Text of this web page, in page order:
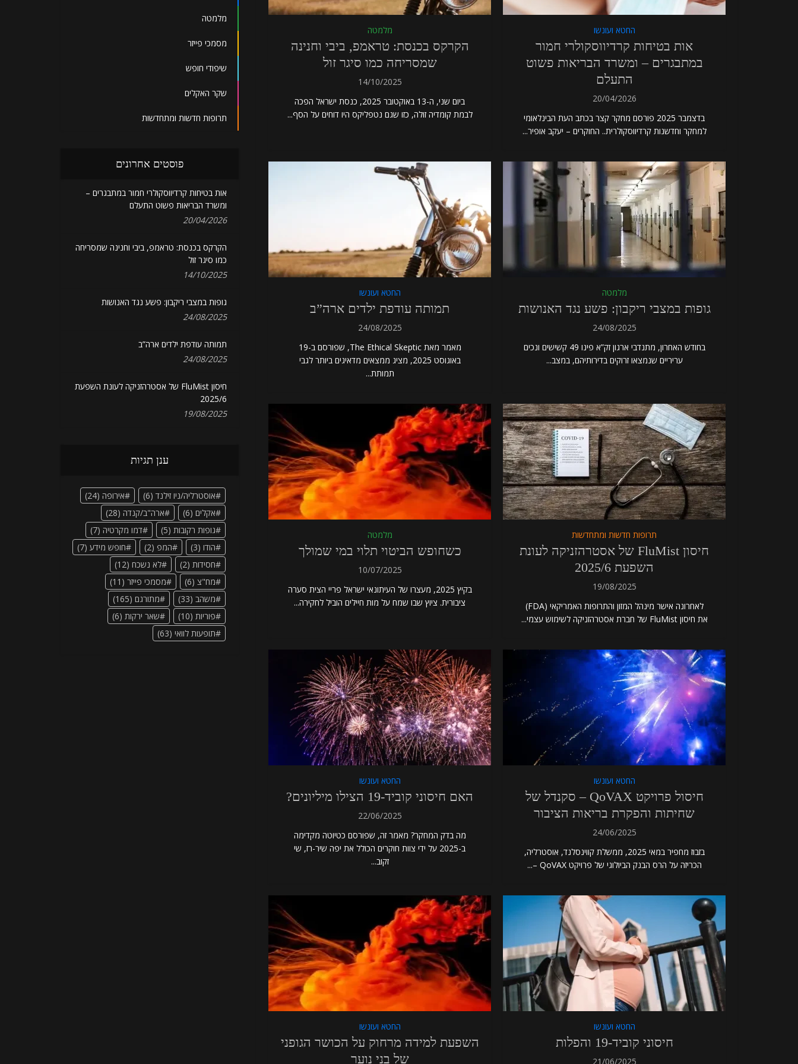
מלמטה
מסמכי פייזר
שיפודי חופש
שקר האקלים
תרופות חדשות ומתחדשות
פוסטים אחרונים
אות בטיחות קרדיווסקולרי חמור במתבגרים –
ומשרד הבריאות פשוט התעלם
20/04/2026
הקרקס בכנסת: טראמפ, ביבי וחנינה שמסריחה
כמו סיגר זול
14/10/2025
גופות במצבי ריקבון: פשע נגד האנושות
24/08/2025
תמותה עודפת ילדים ארה”ב
24/08/2025
חיסון FluMist של אסטרהזניקה לעונת השפעת
2025/6
19/08/2025
ענן תגיות
אוסטרליה/ניו זילנד (6) אירופה (24)
אקלים (6) ארה"ב/קנדה (28)
גופות רקובות (5) דמו מקרטיה (7)
הודו (3) המפ (2) חופש מידע (7)
חסידות (2) לא נשכח (12)
מח"צ (6) מסמכי פייזר (11)
משהב (33) מתורגם (165)
פוריות (10) שאר ירקות (6)
תופעות לוואי (63)
החטא ועונשו
אות בטיחות קרדיווסקולרי חמור
במתבגרים – ומשרד הבריאות פשוט
התעלם
20/04/2026
בדצמבר 2025 פורסם מחקר קצר בכתב העת הבינלאומי
למחקר וחדשנות קרדיווסקולרית.. החוקרים – יעקב אופיר...
מלמטה
הקרקס בכנסת: טראמפ, ביבי וחנינה
שמסריחה כמו סיגר זול
14/10/2025
ביום שני, ה-13 באוקטובר 2025, כנסת ישראל הפכה
לבמת קומדיה זולה, כזו שגם נטפליקס היו דוחים על הסף...
מלמטה
גופות במצבי ריקבון: פשע נגד האנושות
24/08/2025
בחודש האחרון, מתנדבי ארגון זק”א פינו 49 קשישים ונכים
עריריים שנמצאו זרוקים בדירותיהם, במצב...
החטא ועונשו
תמותה עודפת ילדים ארה”ב
24/08/2025
מאמר מאת The Ethical Skeptic, שפורסם ב-19
באוגוסט 2025, מציג ממצאים מדאיגים ביותר לגבי
תמותת...
תרופות חדשות ומתחדשות
חיסון FluMist של אסטרהזניקה לעונת
השפעת 2025/6
19/08/2025
לאחרונה אישר מינהל המזון והתרופות האמריקאי (FDA)
את חיסון FluMist של חברת אסטרהזניקה לשימוש עצמי...
מלמטה
כשחופש הביטוי תלוי במי שמולך
10/07/2025
בקיץ 2025, מעצרו של העיתונאי ישראל פריי הצית סערה
ציבורית. ציוץ שבו שמח על מות חיילים הוביל לחקירה...
החטא ועונשו
חיסול פרויקט QoVAX – סקנדל של
שחיתות והפקרת בריאות הציבור
24/06/2025
בזבוז מחפיר במאי 2025, ממשלת קווינסלנד, אוסטרליה,
הכריזה על הרס הבנק הביולוגי של פרויקט QoVAX –...
החטא ועונשו
האם חיסוני קוביד-19 הצילו מיליונים?
22/06/2025
מה בדק המחקר? מאמר זה, שפורסם כטיוטה מקדימה
ב-2025 על ידי צוות חוקרים הכולל את יפה שיר-רז, שי
זקוב...
החטא ועונשו
חיסוני קוביד-19 והפלות
21/06/2025
החטא ועונשו
השפעת למידה מרחוק על הכושר הגופני
של בני נוער